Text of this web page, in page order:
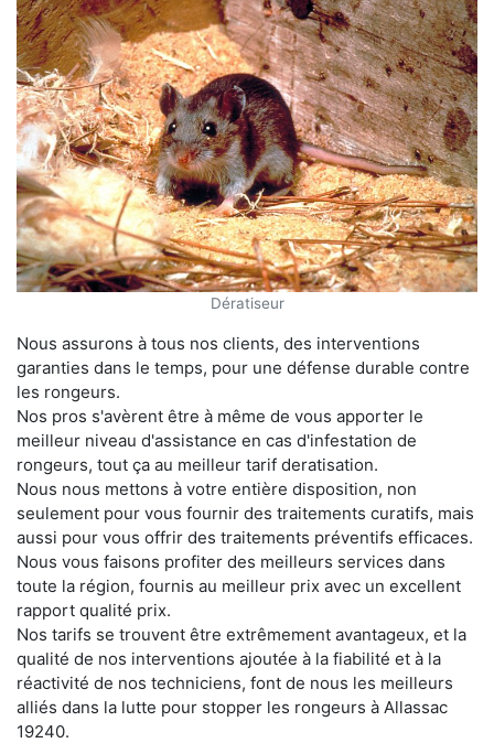
Dératiseur
Nous assurons à tous nos clients, des interventions
garanties dans le temps, pour une défense durable contre
les rongeurs.
Nos pros s'avèrent être à même de vous apporter le
meilleur niveau d'assistance en cas d'infestation de
rongeurs, tout ça au meilleur tarif deratisation.
Nous nous mettons à votre entière disposition, non
seulement pour vous fournir des traitements curatifs, mais
aussi pour vous offrir des traitements préventifs efficaces.
Nous vous faisons profiter des meilleurs services dans
toute la région, fournis au meilleur prix avec un excellent
rapport qualité prix.
Nos tarifs se trouvent être extrêmement avantageux, et la
qualité de nos interventions ajoutée à la fiabilité et à la
réactivité de nos techniciens, font de nous les meilleurs
alliés dans la lutte pour stopper les rongeurs à Allassac
19240.